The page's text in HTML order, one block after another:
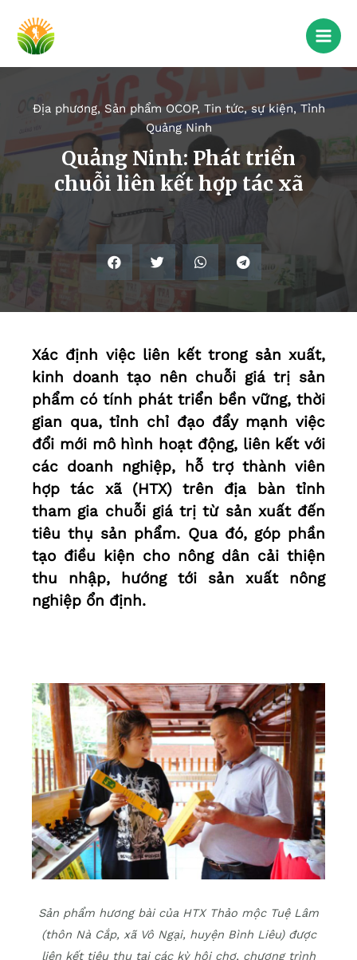
Địa phương, Sản phẩm OCOP, Tin tức, sự kiện, Tỉnh
Quảng Ninh
Quảng Ninh: Phát triển
chuỗi liên kết hợp tác xã
Xác định việc liên kết trong sản xuất,
kinh doanh tạo nên chuỗi giá trị sản
phẩm có tính phát triển bền vững, thời
gian qua, tỉnh chỉ đạo đẩy mạnh việc
đổi mới mô hình hoạt động, liên kết với
các doanh nghiệp, hỗ trợ thành viên
hợp tác xã (HTX) trên địa bàn tỉnh
tham gia chuỗi giá trị từ sản xuất đến
tiêu thụ sản phẩm. Qua đó, góp phần
tạo điều kiện cho nông dân cải thiện
thu nhập, hướng tới sản xuất nông
nghiệp ổn định.
Sản phẩm hương bài của HTX Thảo mộc Tuệ Lâm
(thôn Nà Cắp, xã Vô Ngại, huyện Bình Liêu) được
liên kết tiêu thụ tại các kỳ hội chợ, chương trình